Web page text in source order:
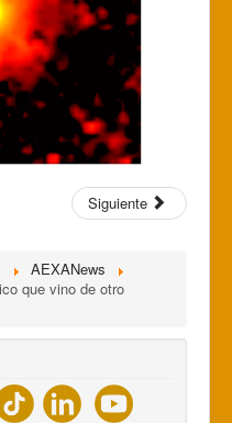
Siguiente
AEXANews
que vino de otro